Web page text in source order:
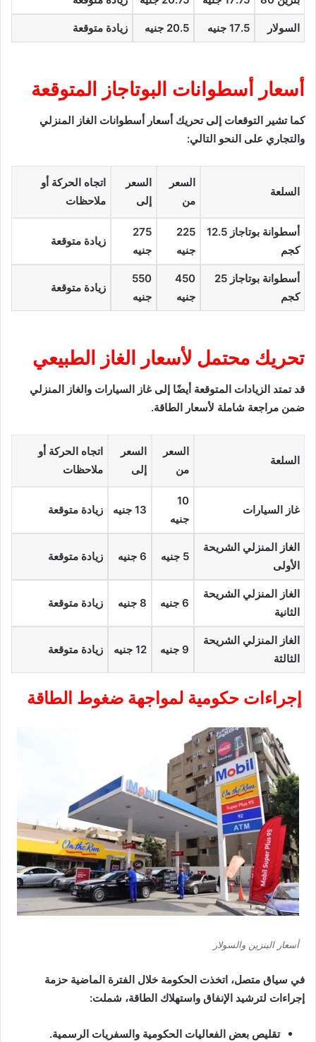
السولار 17.5 جنيه 20.5 جنيه زيادة متوقعة
أسعار أسطوانات البوتاجاز المتوقعة
كما تشير التوقعات إلى تحريك أسعار أسطوانات الغاز المنزلي
والتجاري على النحو التالي:
السلعة
السعر
من
السعر
إلى
اتجاه الحركة أو
ملاحظات
أسطوانة بوتاجاز 12.5
كجم
225
جنيه
275
جنيه
زيادة متوقعة
أسطوانة بوتاجاز 25
كجم
450
جنيه
550
جنيه
زيادة متوقعة
تحريك محتمل لأسعار الغاز الطبيعي
قد تمتد الزيادات المتوقعة أيضًا إلى غاز السيارات والغاز المنزلي
ضمن مراجعة شاملة لأسعار الطاقة.
السلعة
السعر
من
السعر
إلى
اتجاه الحركة أو
ملاحظات
غاز السيارات
10
جنيه
13 جنيه زيادة متوقعة
الغاز المنزلي الشريحة
الأولى
5 جنيه 6 جنيه زيادة متوقعة
الغاز المنزلي الشريحة
الثانية
6 جنيه 8 جنيه زيادة متوقعة
الغاز المنزلي الشريحة
الثالثة
9 جنيه 12 جنيه زيادة متوقعة
إجراءات حكومية لمواجهة ضغوط الطاقة
أسعار البنزين والسولار
في سياق متصل، اتخذت الحكومة خلال الفترة الماضية حزمة
إجراءات لترشيد الإنفاق واستهلاك الطاقة، شملت:
تقليص بعض الفعاليات الحكومية والسفريات الرسمية.